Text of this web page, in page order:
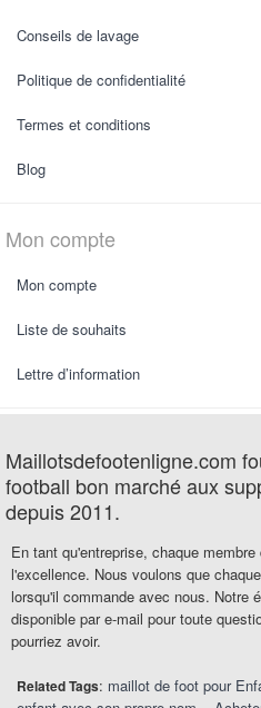
Conseils de lavage
Politique de confidentialité
Termes et conditions
Blog
Mon compte
Mon compte
Liste de souhaits
Lettre d’information
Maillotsdefootenligne.com
football bon marché aux
depuis 2011.
En tant qu'entreprise, chaque
l'excellence. Nous voulons que
lorsqu'il commande avec nous. Notre
disponible par e-mail pour toute
pourriez avoir.
Related Tags: maillot de foot pour